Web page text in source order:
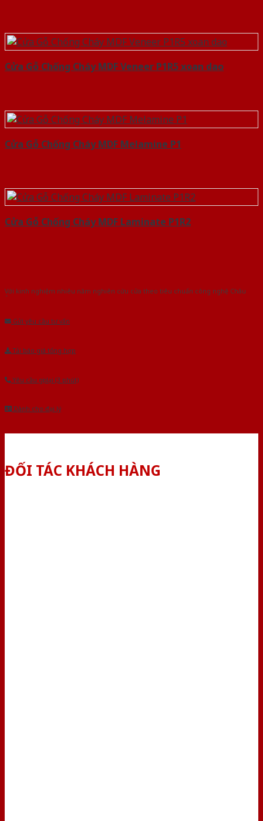
Cửa Gỗ Chống Cháy MDF Veneer P1R5 xoan dao
Cửa Gỗ Chống Cháy MDF Melamine P1
Cửa Gỗ Chống Cháy MDF Laminate P1R2
Với kinh nghiệm nhiêu năm nghiên cứu cửa theo tiêu chuẩn công nghệ Châu
Gửi yêu cầu tư vấn
Tải báo giá tổng hợp
Yêu cầu gọi lại (3 phút)
Dành cho đại lý
ĐỐI TÁC KHÁCH HÀNG